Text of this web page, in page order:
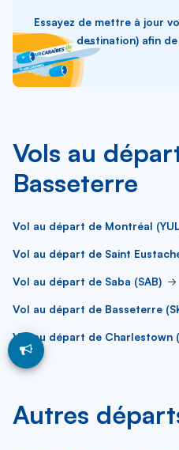
Essayez de mettre à jour
destination) afin
Vols au
Basseterre
Vol au départ de Montréal
Vol au départ de Saint
Vol au départ de Saba (SAB)
Vol au départ de Basseterre
Vol au départ de Charlestown
Autres